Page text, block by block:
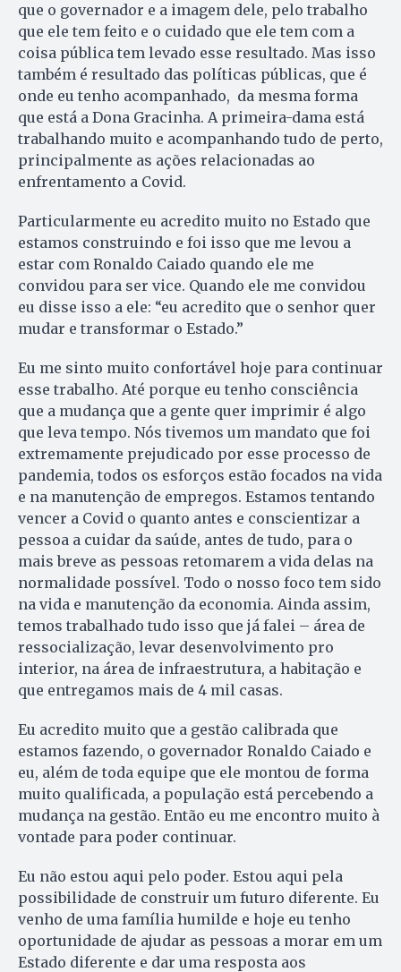
que o governador e a imagem dele, pelo trabalho
que ele tem feito e o cuidado que ele tem com a
coisa pública tem levado esse resultado. Mas isso
também é resultado das políticas públicas, que é
onde eu tenho acompanhado, da mesma forma
que está a Dona Gracinha. A primeira-dama está
trabalhando muito e acompanhando tudo de perto,
principalmente as ações relacionadas ao
enfrentamento a Covid.
Particularmente eu acredito muito no Estado que
estamos construindo e foi isso que me levou a
estar com Ronaldo Caiado quando ele me
convidou para ser vice. Quando ele me convidou
eu disse isso a ele: “eu acredito que o senhor quer
mudar e transformar o Estado.”
Eu me sinto muito confortável hoje para continuar
esse trabalho. Até porque eu tenho consciência
que a mudança que a gente quer imprimir é algo
que leva tempo. Nós tivemos um mandato que foi
extremamente prejudicado por esse processo de
pandemia, todos os esforços estão focados na vida
e na manutenção de empregos. Estamos tentando
vencer a Covid o quanto antes e conscientizar a
pessoa a cuidar da saúde, antes de tudo, para o
mais breve as pessoas retomarem a vida delas na
normalidade possível. Todo o nosso foco tem sido
na vida e manutenção da economia. Ainda assim,
temos trabalhado tudo isso que já falei – área de
ressocialização, levar desenvolvimento pro
interior, na área de infraestrutura, a habitação e
que entregamos mais de 4 mil casas.
Eu acredito muito que a gestão calibrada que
estamos fazendo, o governador Ronaldo Caiado e
eu, além de toda equipe que ele montou de forma
muito qualificada, a população está percebendo a
mudança na gestão. Então eu me encontro muito à
vontade para poder continuar.
Eu não estou aqui pelo poder. Estou aqui pela
possibilidade de construir um futuro diferente. Eu
venho de uma família humilde e hoje eu tenho
oportunidade de ajudar as pessoas a morar em um
Estado diferente e dar uma resposta aos